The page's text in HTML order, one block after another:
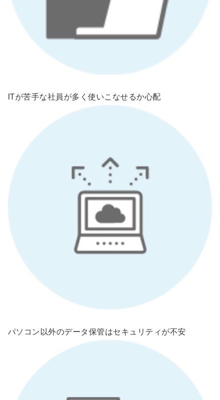
ITが苦手な社員が多く使いこなせるか心配
パソコン以外のデータ保管はセキュリティが不安